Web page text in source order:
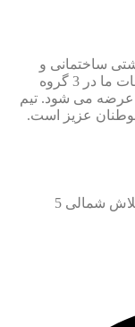
بهداشتی ساختمانی و
تاسیسات ساختمانی در بازار ایران است. خدمات ما در 3 گروه
عرضه می شود. تیم
عزیز است.
شمالی 5